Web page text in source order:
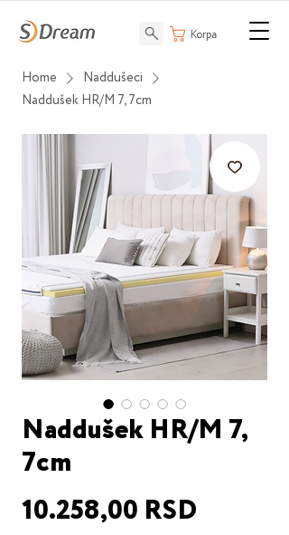
Korpa
Home
Naddušeci
Naddušek HR/M 7, 7cm
Naddušek HR/M 7,
7cm
10.258,00 RSD